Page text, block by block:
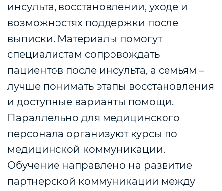
инсульта, восстановлении, уходе и
возможностях поддержки после
выписки. Материалы помогут
специалистам сопровождать
пациентов после инсульта, а семьям –
лучше понимать этапы восстановления
и доступные варианты помощи.
Параллельно для медицинского
персонала организуют курсы по
медицинской коммуникации.
Обучение направлено на развитие
партнерской коммуникации между